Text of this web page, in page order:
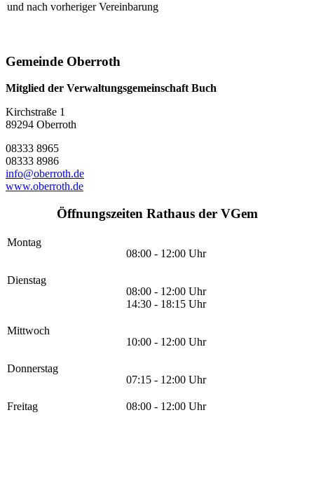
und nach vorheriger Vereinbarung
Gemeinde Oberroth
Mitglied der Verwaltungsgemeinschaft Buch
Kirchstraße 1
89294 Oberroth
08333 8965
08333 8986
info@oberroth.de
www.oberroth.de
Öffnungszeiten Rathaus der VGem
Montag
08:00 - 12:00 Uhr
Dienstag
08:00 - 12:00 Uhr
14:30 - 18:15 Uhr
Mittwoch
10:00 - 12:00 Uhr
Donnerstag
07:15 - 12:00 Uhr
Freitag 08:00 - 12:00 Uhr